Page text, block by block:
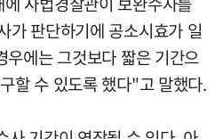
가 판단하기에 공소시효가 일
우에는 그것보다 짧은 기간으
할 수 있도록 했다"고 말했다.